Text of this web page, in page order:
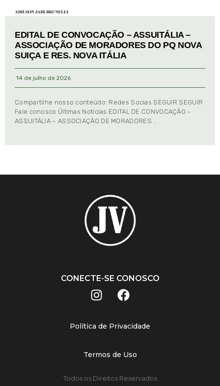
EDITAL DE CONVOCAÇÃO – ASSUITÁLIA –
ASSOCIAÇÃO DE MORADORES DO PQ NOVA
SUIÇA E RES. NOVA ITÁLIA
14 de julho de 2026
Compartilhe nosso conteúdo: Redes Socias SEGUIR SEGUIR
Fale conosco Últimas Notícias EDITAL DE CONVOCAÇÃO –
ASSUITÁLIA – ASSOCIAÇÃO DE MORADORES …
CONECTE-SE CONOSCO
Política de Privacidade
Termos de Uso
Todos os Direitos Reservados